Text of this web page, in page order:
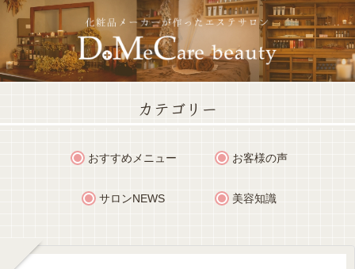
カテゴリー
おすすめメニュー お客様の声
サロンNEWS 美容知識